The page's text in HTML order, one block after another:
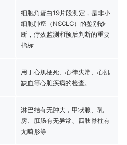
细胞角蛋白19片段测定，是非小
细胞肺癌（NSCLC）的鉴别诊
断，疗效监测和预后判断的重要
指标
用于心肌梗死、心律失常、心肌
缺血等心脏疾病的检查。
淋巴结有无肿大，甲状腺、乳
房、肛肠有无异常、四肢脊柱有
无畸形等